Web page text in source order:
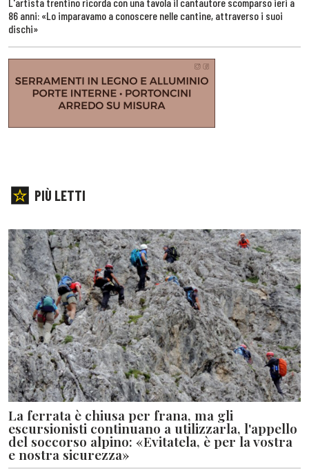
86 anni: «Lo imparavamo a conoscere nelle cantine, attraverso i suoi
dischi»
PIÙ LETTI
La ferrata è chiusa per frana, ma gli
escursionisti continuano a utilizzarla, l'appello
del soccorso alpino: «Evitatela, è per la vostra
e nostra sicurezza»